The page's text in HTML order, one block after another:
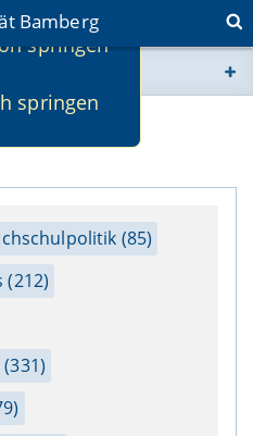
springen
springen
Bamberg
(85)